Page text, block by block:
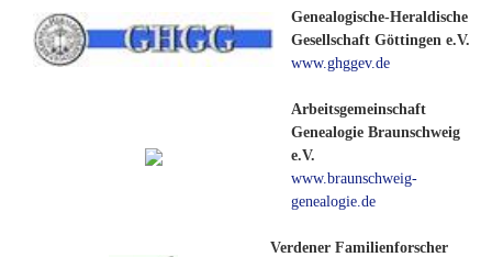
Genealogische-Heraldische
Gesellschaft Göttingen e.V.
www.ghggev.de
Arbeitsgemeinschaft
Genealogie Braunschweig
e.V.
www.braunschweig-
genealogie.de
Verdener Familienforscher